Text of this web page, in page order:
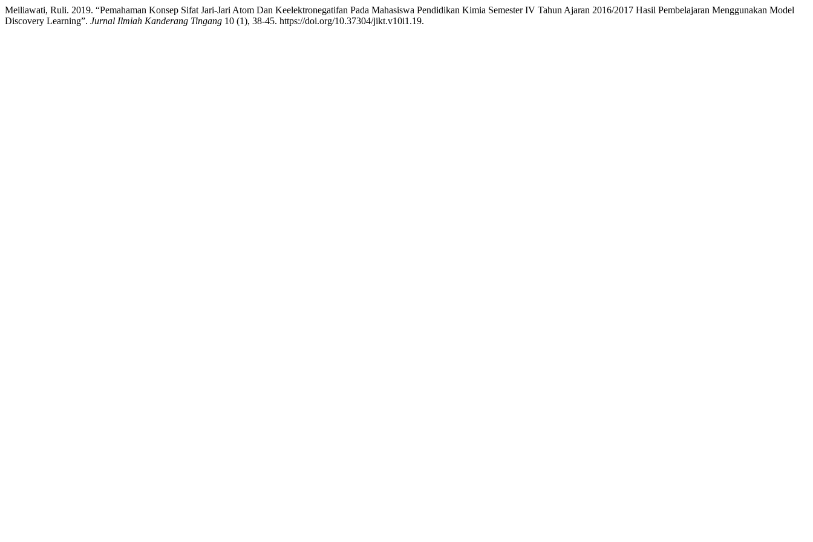
Meiliawati, Ruli. 2019. “Pemahaman Konsep Sifat Jari-Jari Atom Dan Keelektronegatifan Pada Mahasiswa Pendidikan Kimia Semester IV Tahun Ajaran 2016/2017 Hasil Pembelajaran Menggunakan Model
Discovery Learning”. Jurnal Ilmiah Kanderang Tingang 10 (1), 38-45. https://doi.org/10.37304/jikt.v10i1.19.